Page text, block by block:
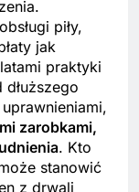
piły,
jak
praktyki
zarobkami,
. Kto
stanowić
z drwali